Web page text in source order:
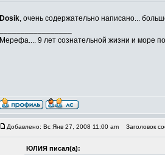
Dosik, очень содержательно написано...
Мерефа.... 9 лет сознательной жизни и море
Добавлено: Вс Янв 27, 2008 11:00 am Заголовок
ЮЛИЯ писал(а):